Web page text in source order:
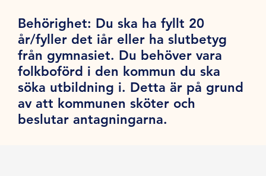
Behörighet: Du ska ha fyllt 20
år/fyller det iår eller ha slutbetyg
från gymnasiet. Du behöver vara
folkboförd i den kommun du ska
söka utbildning i. Detta är på grund
av att kommunen sköter och
beslutar antagningarna.